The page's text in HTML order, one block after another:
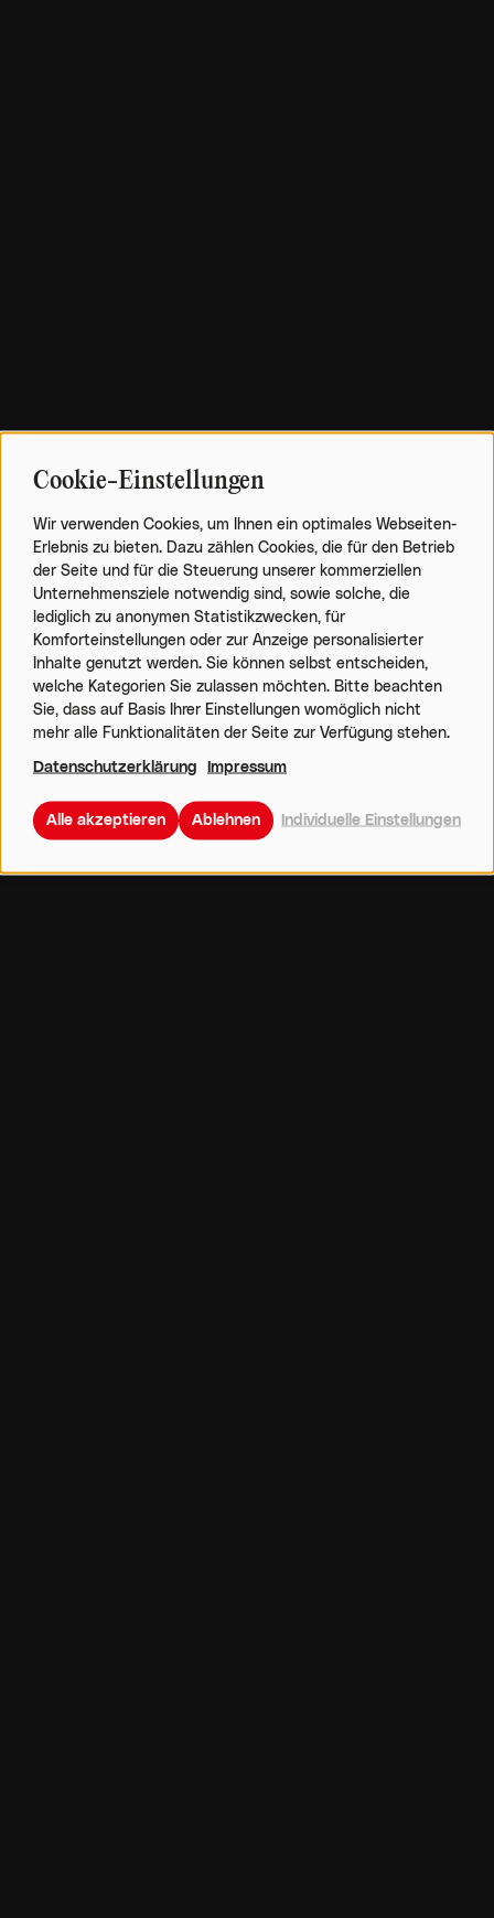
ALLE DOKUMENTE
AN EINEM ORT.
Unser Downloadbereich bietet Ihnen
alle relevanten Dokumente. Von
rechtlichen Informationen bis zu
technischen Nachweisen – schnell und
einfach zum Herunterladen.
Verwendung
von
personenbezogenen
Daten
und
Cookies
Cookie-Einstellungen
Wir verwenden Cookies, um Ihnen ein optimales Webseiten-
Erlebnis zu bieten. Dazu zählen Cookies, die für den Betrieb
der Seite und für die Steuerung unserer kommerziellen
Unternehmensziele notwendig sind, sowie solche, die
lediglich zu anonymen Statistikzwecken, für
Komforteinstellungen oder zur Anzeige personalisierter
Inhalte genutzt werden. Sie können selbst entscheiden,
welche Kategorien Sie zulassen möchten. Bitte beachten
Sie, dass auf Basis Ihrer Einstellungen womöglich nicht
mehr alle Funktionalitäten der Seite zur Verfügung stehen.
Datenschutzerklärung Impressum
Individuelle Einstellungen
Ablehnen
Alle akzeptieren